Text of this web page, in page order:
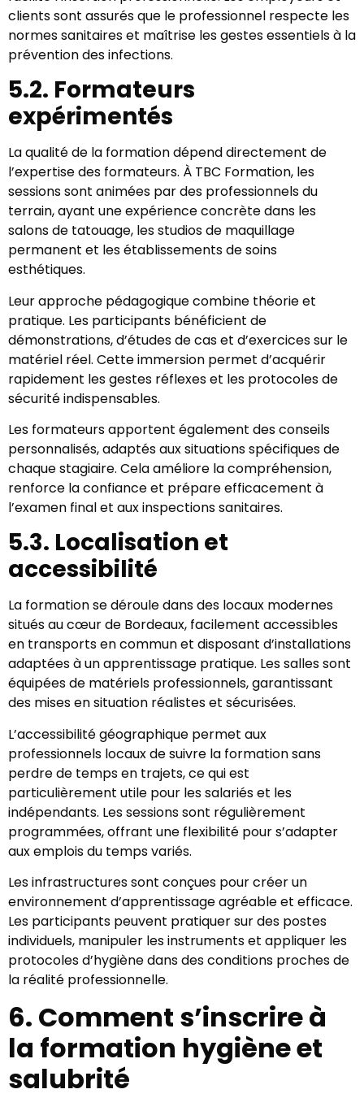
clients sont assurés que le professionnel respecte les
normes sanitaires et maîtrise les gestes essentiels à la
prévention des infections.
5.2. Formateurs
expérimentés
La qualité de la formation dépend directement de
l’expertise des formateurs. À TBC Formation, les
sessions sont animées par des professionnels du
terrain, ayant une expérience concrète dans les
salons de tatouage, les studios de maquillage
permanent et les établissements de soins
esthétiques.
Leur approche pédagogique combine théorie et
pratique. Les participants bénéficient de
démonstrations, d’études de cas et d’exercices sur le
matériel réel. Cette immersion permet d’acquérir
rapidement les gestes réflexes et les protocoles de
sécurité indispensables.
Les formateurs apportent également des conseils
personnalisés, adaptés aux situations spécifiques de
chaque stagiaire. Cela améliore la compréhension,
renforce la confiance et prépare efficacement à
l’examen final et aux inspections sanitaires.
5.3. Localisation et
accessibilité
La formation se déroule dans des locaux modernes
situés au cœur de Bordeaux, facilement accessibles
en transports en commun et disposant d’installations
adaptées à un apprentissage pratique. Les salles sont
équipées de matériels professionnels, garantissant
des mises en situation réalistes et sécurisées.
L’accessibilité géographique permet aux
professionnels locaux de suivre la formation sans
perdre de temps en trajets, ce qui est
particulièrement utile pour les salariés et les
indépendants. Les sessions sont régulièrement
programmées, offrant une flexibilité pour s’adapter
aux emplois du temps variés.
Les infrastructures sont conçues pour créer un
environnement d’apprentissage agréable et efficace.
Les participants peuvent pratiquer sur des postes
individuels, manipuler les instruments et appliquer les
protocoles d’hygiène dans des conditions proches de
la réalité professionnelle.
6. Comment s’inscrire à
la formation hygiène et
salubrité